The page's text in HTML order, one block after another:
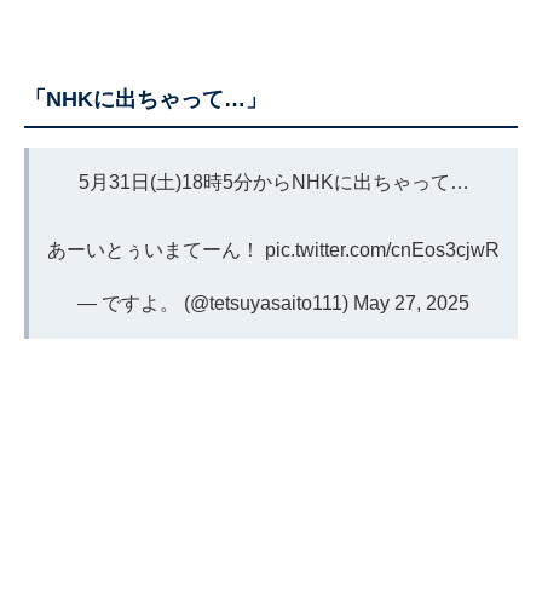
「NHKに出ちゃって…」
5月31日(土)18時5分からNHKに出ちゃって…
あーいとぅいまてーん！ pic.twitter.com/cnEos3cjwR
— ですよ。 (@tetsuyasaito111) May 27, 2025